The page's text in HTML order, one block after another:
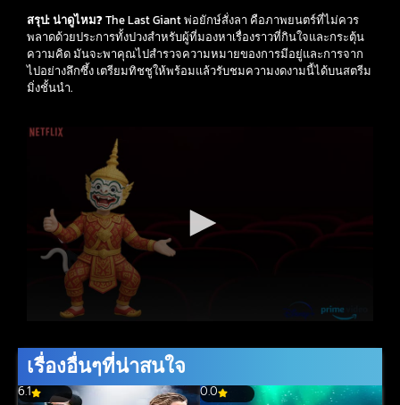
สรุป: น่าดูไหม?The Last Giant พ่อยักษ์สั่งลา คือภาพยนตร์ที่ไม่ควร
พลาดด้วยประการทั้งปวงสำหรับผู้ที่มองหาเรื่องราวที่กินใจและกระตุ้น
ความคิด มันจะพาคุณไปสำรวจความหมายของการมีอยู่และการจาก
ไปอย่างลึกซึ้ง เตรียมทิชชูให้พร้อมแล้วรับชมความงดงามนี้ได้บนสตรีม
มิ่งชั้นนำ.
เรื่องอื่นๆที่น่าสนใจ
6.1 0.0